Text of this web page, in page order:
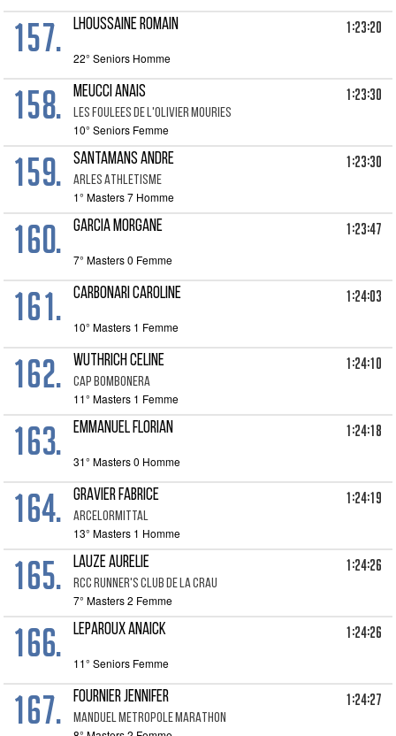
157. LHOUSSAINE ROMAIN 1:23:20
22° Seniors Homme
158. MEUCCI ANAIS
LES FOULEES DE L'OLIVIER MOURIES
1:23:30
10° Seniors Femme
159. SANTAMANS ANDRE
ARLES ATHLETISME
1:23:30
1° Masters 7 Homme
160. GARCIA MORGANE 1:23:47
7° Masters 0 Femme
161. CARBONARI CAROLINE 1:24:03
10° Masters 1 Femme
162. WUTHRICH CELINE
CAP BOMBONERA
1:24:10
11° Masters 1 Femme
163. EMMANUEL FLORIAN 1:24:18
31° Masters 0 Homme
164. GRAVIER FABRICE
ARCELORMITTAL
1:24:19
13° Masters 1 Homme
165. LAUZE AURELIE
RCC RUNNER'S CLUB DE LA CRAU
1:24:26
7° Masters 2 Femme
166. LEPAROUX ANAICK 1:24:26
11° Seniors Femme
167. FOURNIER JENNIFER
MANDUEL METROPOLE MARATHON
1:24:27